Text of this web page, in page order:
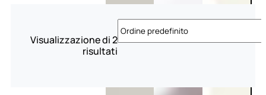
Visualizzazione di 2
risultati